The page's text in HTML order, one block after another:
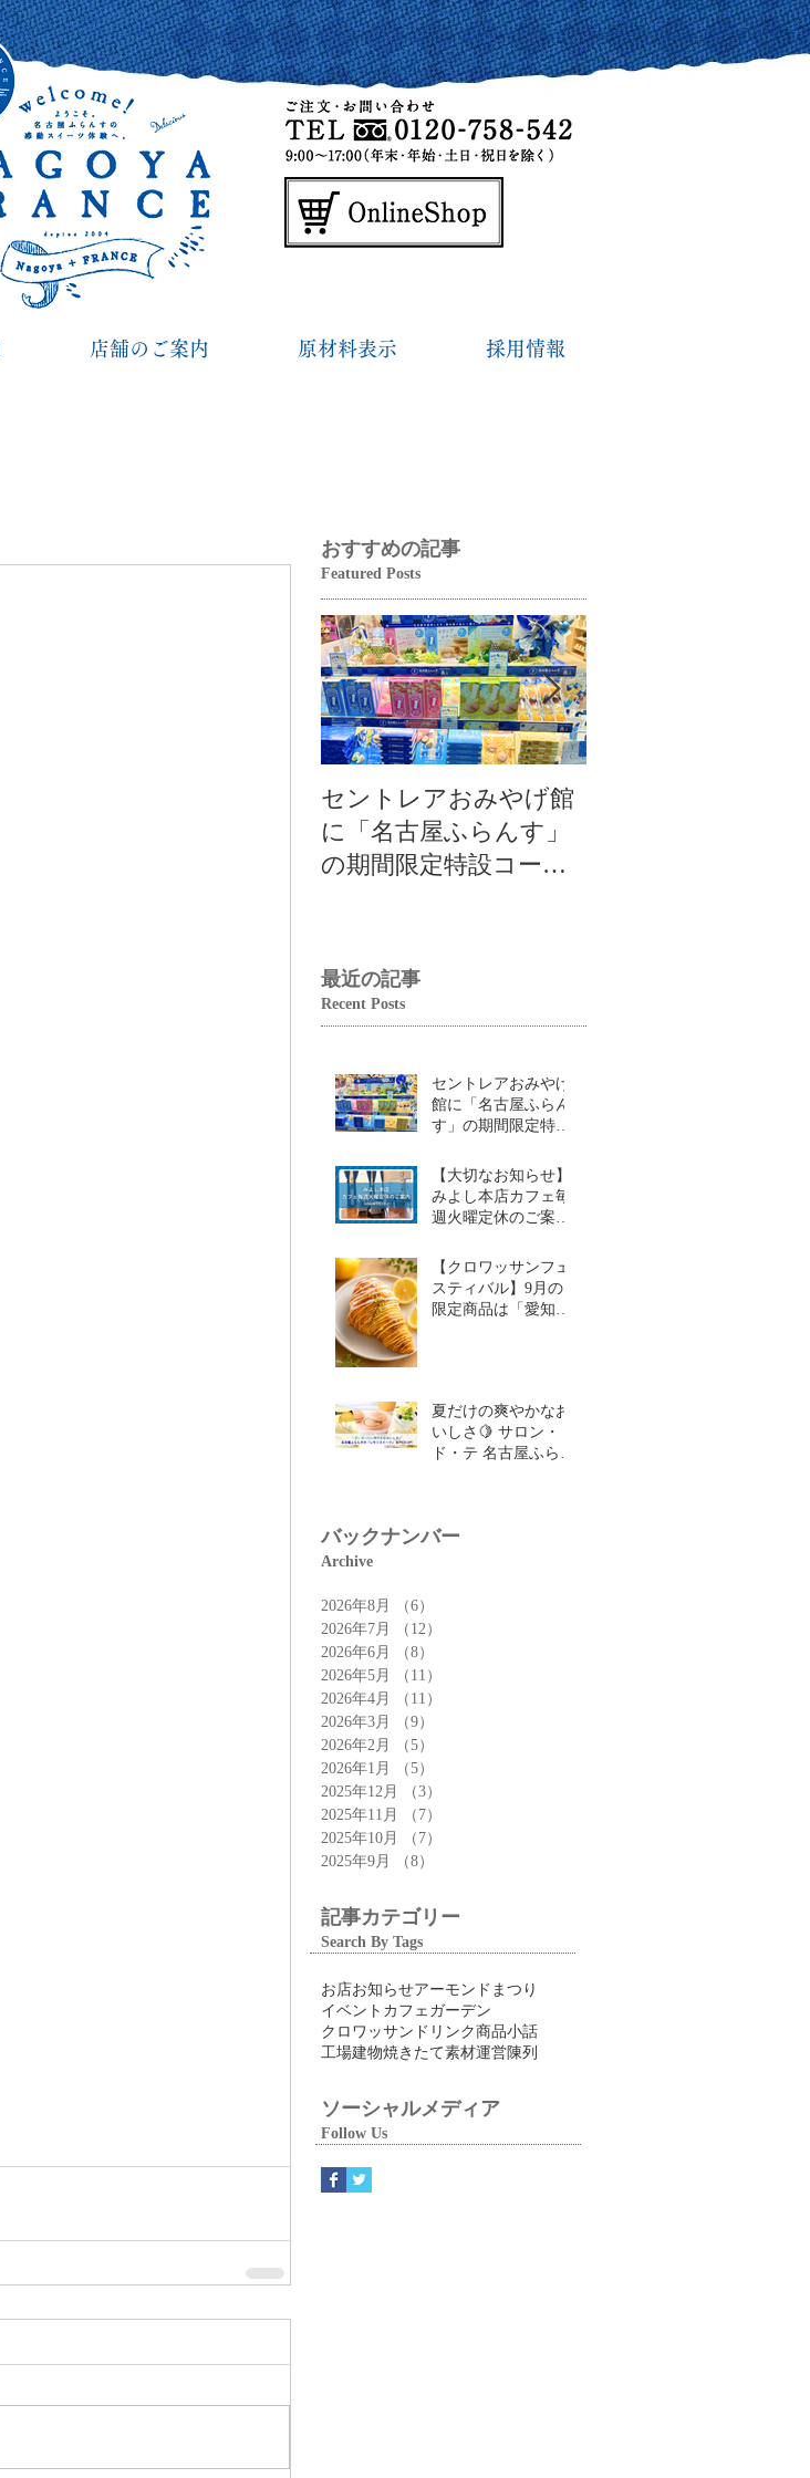
店舗のご案内 原材料表示 採用情報
おすすめの記事
Featured Posts
セントレアおみやげ館
に「名古屋ふらんす」
の期間限定特設コーナ
最近の記事
Recent Posts
セントレアおみやげ
館に「名古屋ふらん
す」の期間限定特設
【大切なお知らせ】
みよし本店カフェ毎
週火曜定休のご案内
【クロワッサンフェ
スティバル】9月の
限定商品は「愛知牧
夏だけの爽やかなお
いしさ🍋 サロン・
ド・テ 名古屋ふらん
バックナンバー
Archive
2026年8月 （6）
2026年7月
（12）
2026年6月
（8）
2026年5月
（11）
2026年4月
（11）
2026年3月
（9）
2026年2月
（5）
2026年1月
（5）
2025年12月
（3）
2025年11月
（7）
2025年10月
（7）
2025年9月
（8）
記事カテゴリー
Search By Tags
お店お知らせアーモンドまつり
イベント カフェ ガーデン
クロワッサン ドリンク商品小話
工場建物焼きたて素材運営陳列
ソーシャルメディア
Follow Us